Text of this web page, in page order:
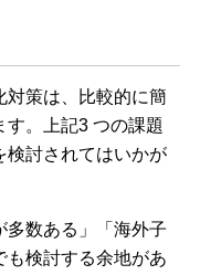
対策は、比較的に簡
す。上記3 つの課題
検討されてはいかが
多数ある」「海外子
も検討する余地があ